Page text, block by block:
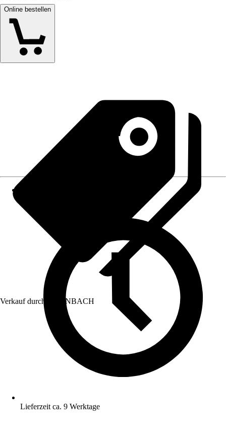
Online bestellen
Verkauf durch: HORNBACH
Lieferzeit ca. 9 Werktage